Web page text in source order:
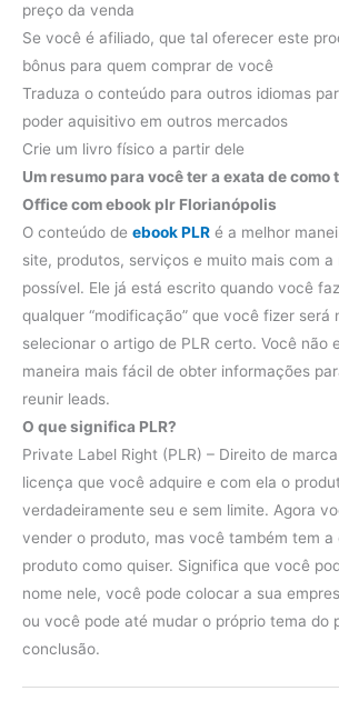
preço da venda
Se você é afiliado, que tal oferecer este
bônus para quem comprar de você
Traduza o conteúdo para outros idiomas
poder aquisitivo em outros mercados
Crie um livro físico a partir dele
Um resumo para você ter a exata de como
Office com ebook plr Florianópolis
O conteúdo de ebook PLR ​​é a melhor
site, produtos, serviços e muito mais com a
possível. Ele já está escrito quando você
qualquer “modificação” que você fizer será
selecionar o artigo de PLR ​​certo. Você não
maneira mais fácil de obter informações
reunir leads.
O que significa PLR?
Private Label Right (PLR) – Direito de
licença que você adquire e com ela o
verdadeiramente seu e sem limite. Agora
vender o produto, mas você também tem a
produto como quiser. Significa que você
nome nele, você pode colocar a sua
ou você pode até mudar o próprio tema do
conclusão.